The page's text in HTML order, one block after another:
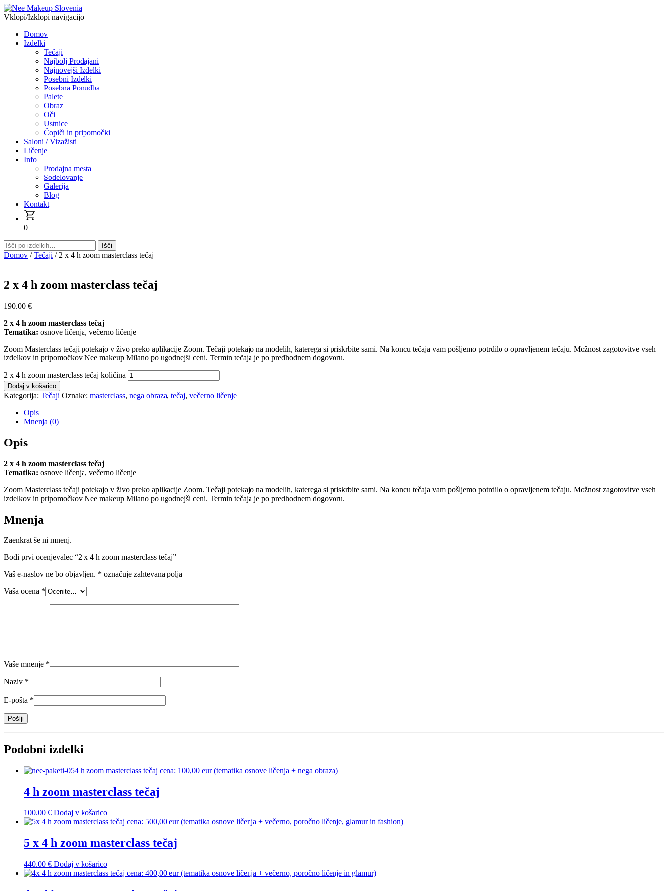
Vklopi/Izklopi navigacijo
Domov
Izdelki
Tečaji
Najbolj Prodajani
Najnovejši Izdelki
Posebni Izdelki
Posebna Ponudba
Palete
Obraz
Oči
Ustnice
Čopiči in pripomočki
Saloni / Vizažisti
Ličenje
Info
Prodajna mesta
Sodelovanje
Galerija
Blog
Kontakt
0
Domov /Tečaji / 2 x 4 h zoom masterclass tečaj
2 x 4 h zoom masterclass tečaj
190.00 €
2 x 4 h zoom masterclass tečaj
Tematika: osnove ličenja, večerno ličenje
Zoom Masterclass tečaji potekajo v živo preko aplikacije Zoom. Tečaji potekajo na modelih, katerega si priskrbite sami. Na koncu tečaja vam pošljemo potrdilo o opravljenem tečaju. Možnost zagotovitve vseh
izdelkov in pripomočkov Nee makeup Milano po ugodnejši ceni. Termin tečaja je po predhodnem dogovoru.
2 x 4 h zoom masterclass tečaj količina
Dodaj v košarico
Kategorija: Tečaji Oznake: masterclass, nega obraza, tečaj, večerno ličenje
Opis
Mnenja (0)
Opis
2 x 4 h zoom masterclass tečaj
Tematika: osnove ličenja, večerno ličenje
Zoom Masterclass tečaji potekajo v živo preko aplikacije Zoom. Tečaji potekajo na modelih, katerega si priskrbite sami. Na koncu tečaja vam pošljemo potrdilo o opravljenem tečaju. Možnost zagotovitve vseh
izdelkov in pripomočkov Nee makeup Milano po ugodnejši ceni. Termin tečaja je po predhodnem dogovoru.
Mnenja
Zaenkrat še ni mnenj.
Bodi prvi ocenjevalec “2 x 4 h zoom masterclass tečaj”
Vaš e-naslov ne bo objavljen. * označuje zahtevana polja
Vaša ocena *
Vaše mnenje *
Naziv *
E-pošta *
Podobni izdelki
4 h zoom masterclass tečaj
100.00 € Dodaj v košarico
5 x 4 h zoom masterclass tečaj
440.00 € Dodaj v košarico